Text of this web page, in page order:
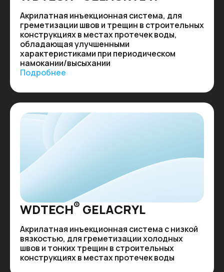
Акрилатная инъекционная система, для
греметизации швов и трещин в строительных
конструкциях в местах протечек воды,
обладающая улучшенными
характеристиками при периодическом
намокании/высыхании
Подробнее
WDTECH® GELACRYL
Акрилатная инъекционная система с низкой
вязкостью, для греметизации холодных
швов и тонких трещин в строительных
конструкциях в местах протечек воды